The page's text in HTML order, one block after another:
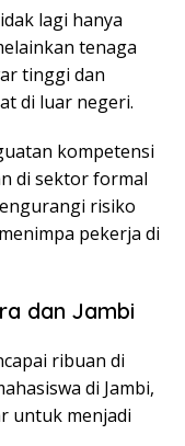
lagi hanya
tenaga
tinggi dan
di luar negeri.
kompetensi
di sektor formal
risiko
pekerja di
dan Jambi
ribuan di
di Jambi,
untuk menjadi